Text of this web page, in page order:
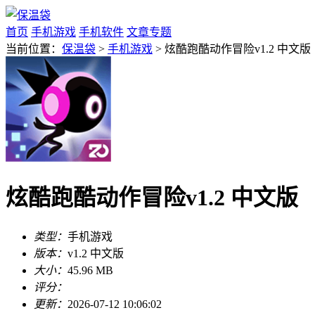
首页 手机游戏 手机软件 文章专题
当前位置： 保温袋 > 手机游戏 > 炫酷跑酷动作冒险v1.2 中文版
炫酷跑酷动作冒险v1.2 中文版
类型： 手机游戏
版本： v1.2 中文版
大小： 45.96 MB
评分：
更新： 2026-07-12 10:06:02